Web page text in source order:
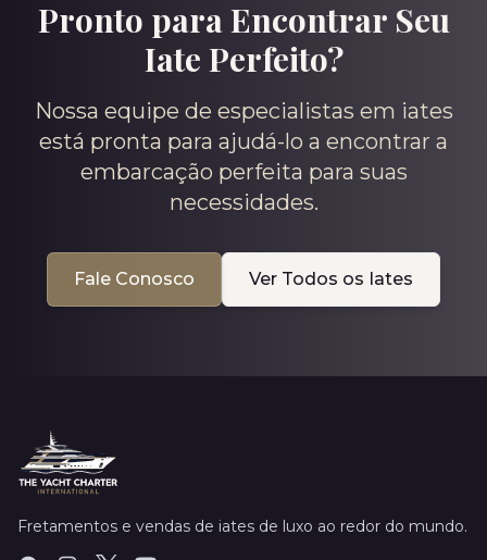
Pronto para Encontrar Seu
Iate Perfeito?
Nossa equipe de especialistas em iates
está pronta para ajudá-lo a encontrar a
embarcação perfeita para suas
necessidades.
Fale Conosco Ver Todos os Iates
Fretamentos e vendas de iates de luxo ao redor do mundo.